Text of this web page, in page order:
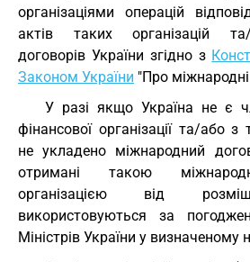
організаціями операцій
актів таких організацій
договорів України згідно з
Законом України "Про
У разі якщо Україна не є
фінансової організації та/або
не укладено міжнародний
отримані такою
організацією від
використовуються за
Міністрів України у визначеному